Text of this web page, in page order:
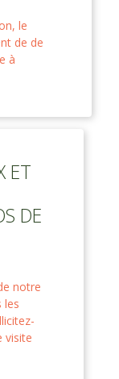
le
de de
à
ET
DE
notre
les
visite